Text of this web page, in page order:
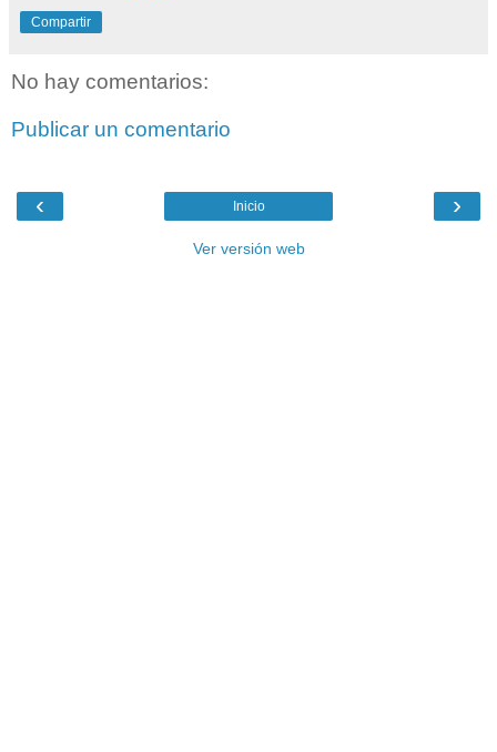
Compartir
No hay comentarios:
Publicar un comentario
‹ ›
Inicio
Ver versión web